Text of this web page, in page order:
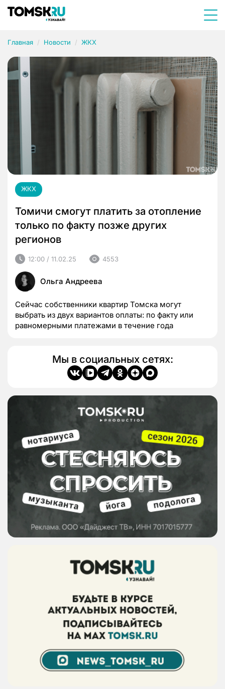
Главная Новости ЖКХ
ЖКХ
Томичи смогут платить за отопление
только по факту позже других
регионов
12:00 / 11.02.25 4553
Ольга Андреева
Сейчас собственники квартир Томска могут
выбрать из двух вариантов оплаты: по факту или
равномерными платежами в течение года
Мы в социальных сетях: